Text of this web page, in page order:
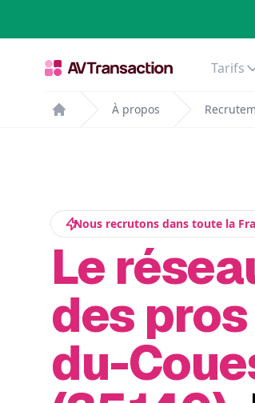
Tarifs
Home
À propos
Nous recrutons dans toute la
Le
des
du-